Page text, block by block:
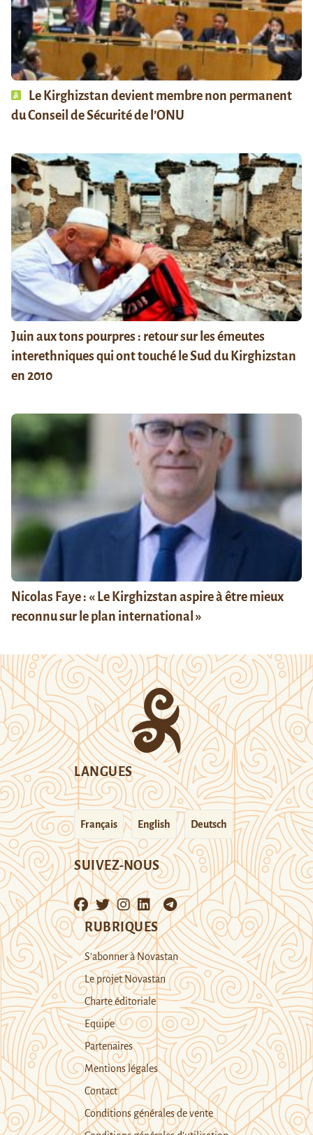
Le Kirghizstan devient membre non permanent
du Conseil de Sécurité de l’ONU
Juin aux tons pourpres : retour sur les émeutes
interethniques qui ont touché le Sud du Kirghizstan
en 2010
Nicolas Faye : « Le Kirghizstan aspire à être mieux
reconnu sur le plan international »
LANGUES
Français English Deutsch
SUIVEZ-NOUS
RUBRIQUES
S’abonner à Novastan
Le projet Novastan
Charte éditoriale
Equipe
Partenaires
Mentions légales
Contact
Conditions générales de vente